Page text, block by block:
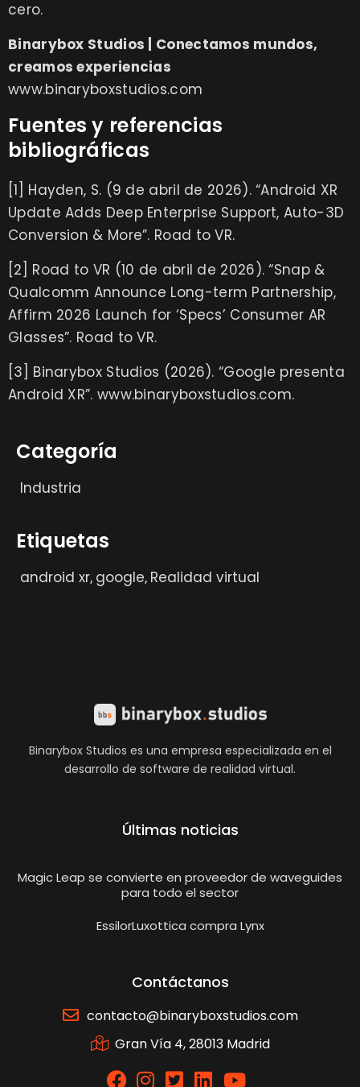
cero.
Binarybox Studios | Conectamos mundos,
creamos experiencias
www.binaryboxstudios.com
Fuentes y referencias
bibliográficas
[1] Hayden, S. (9 de abril de 2026).“Android XR
Update Adds Deep Enterprise Support, Auto-3D
Conversion & More”. Road to VR.
[2] Road to VR (10 de abril de 2026).“Snap &
Qualcomm Announce Long-term Partnership,
Affirm 2026 Launch for ‘Specs’ Consumer AR
Glasses”. Road to VR.
[3] Binarybox Studios (2026).“Google presenta
Android XR”. www.binaryboxstudios.com.
Categoría
Industria
Etiquetas
android xr, google, Realidad virtual
Binarybox Studios es una empresa especializada en el
desarrollo de software de realidad virtual.
Últimas noticias
Magic Leap se convierte en proveedor de waveguides
para todo el sector
EssilorLuxottica compra Lynx
Contáctanos
contacto@binaryboxstudios.com
Gran Vía 4, 28013 Madrid